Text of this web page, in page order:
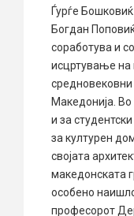
Ѓурѓе Бошковиќ
Богдан
соработува и
исцртување на
Македонија. Во
и за
за културен
својата
македонската
особено
професорот